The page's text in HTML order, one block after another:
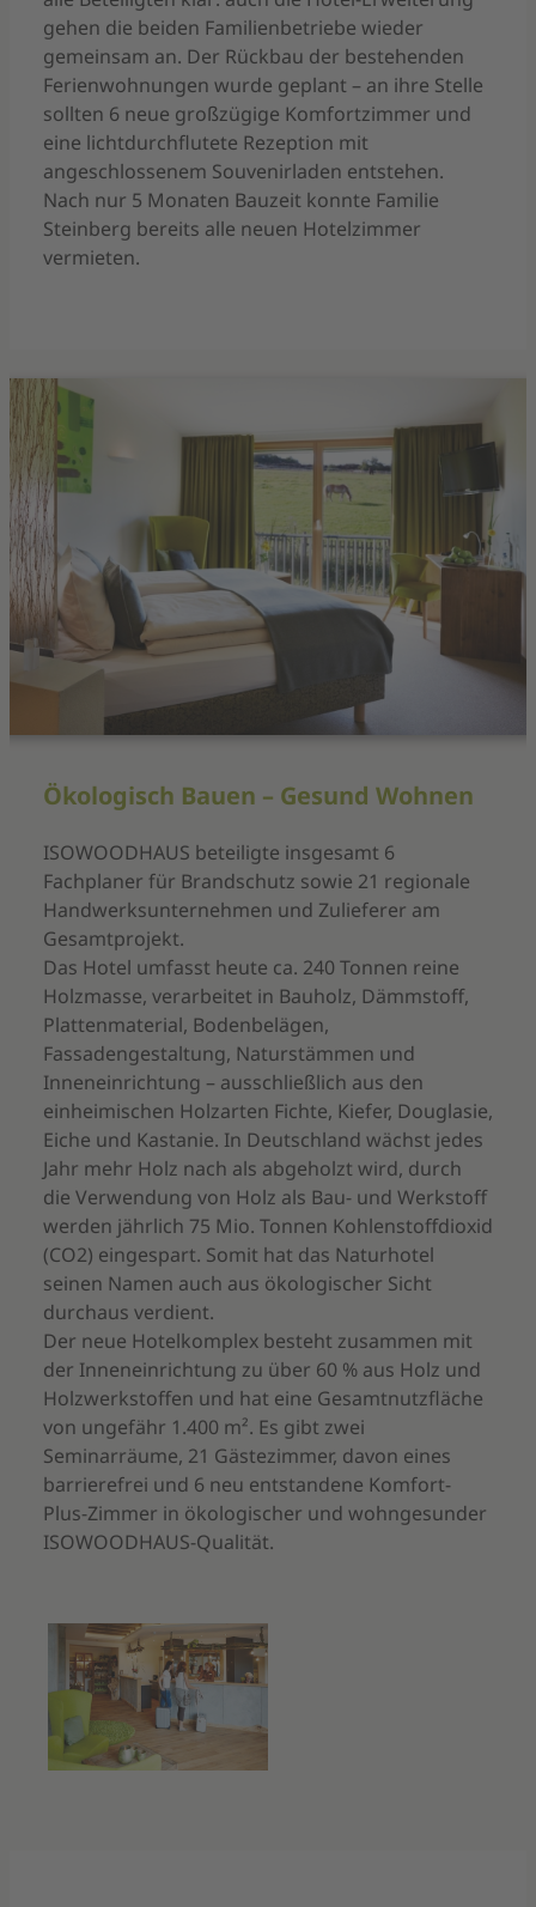
gehen die beiden Familienbetriebe wieder
gemeinsam an. Der Rückbau der bestehenden
Ferienwohnungen wurde geplant – an ihre Stelle
sollten 6 neue großzügige Komfortzimmer und
eine lichtdurchflutete Rezeption mit
angeschlossenem Souvenirladen entstehen.
Nach nur 5 Monaten Bauzeit konnte Familie
Steinberg bereits alle neuen Hotelzimmer
vermieten.
Ökologisch Bauen – Gesund Wohnen
ISOWOODHAUS beteiligte insgesamt 6
Fachplaner für Brandschutz sowie 21 regionale
Handwerksunternehmen und Zulieferer am
Gesamtprojekt.
Das Hotel umfasst heute ca. 240 Tonnen reine
Holzmasse, verarbeitet in Bauholz, Dämmstoff,
Plattenmaterial, Bodenbelägen,
Fassadengestaltung, Naturstämmen und
Inneneinrichtung – ausschließlich aus den
einheimischen Holzarten Fichte, Kiefer, Douglasie,
Eiche und Kastanie. In Deutschland wächst jedes
Jahr mehr Holz nach als abgeholzt wird, durch
die Verwendung von Holz als Bau- und Werkstoff
werden jährlich 75 Mio. Tonnen Kohlenstoffdioxid
(CO2) eingespart. Somit hat das Naturhotel
seinen Namen auch aus ökologischer Sicht
durchaus verdient.
Der neue Hotelkomplex besteht zusammen mit
der Inneneinrichtung zu über 60 % aus Holz und
Holzwerkstoffen und hat eine Gesamtnutzfläche
von ungefähr 1.400 m². Es gibt zwei
Seminarräume, 21 Gästezimmer, davon eines
barrierefrei und 6 neu entstandene Komfort-
Plus-Zimmer in ökologischer und wohngesunder
ISOWOODHAUS-Qualität.